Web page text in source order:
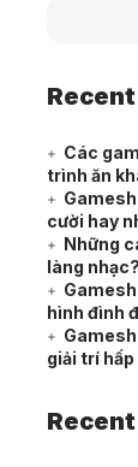
Các
trình ăn
cười hay
Những
làng nhạc?
hình đình
giải trí hấp